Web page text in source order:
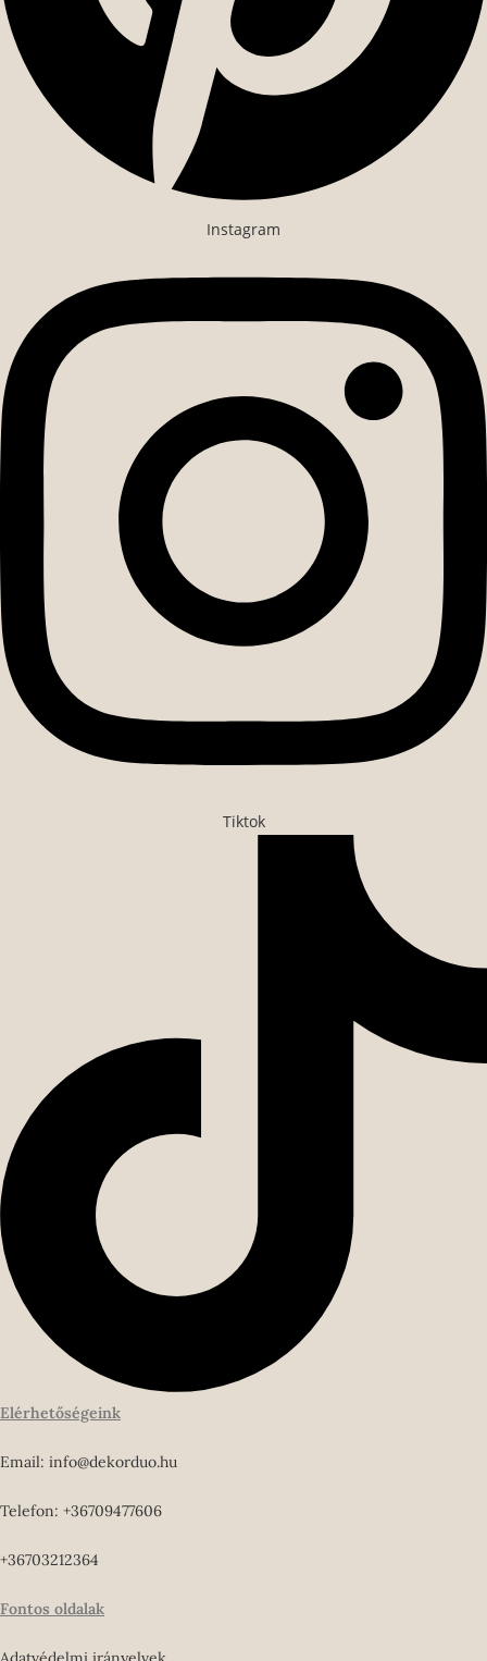
Instagram
Tiktok
Elérhetőségeink
Email: info@dekorduo.hu
Telefon: +36709477606
+36703212364
Fontos oldalak